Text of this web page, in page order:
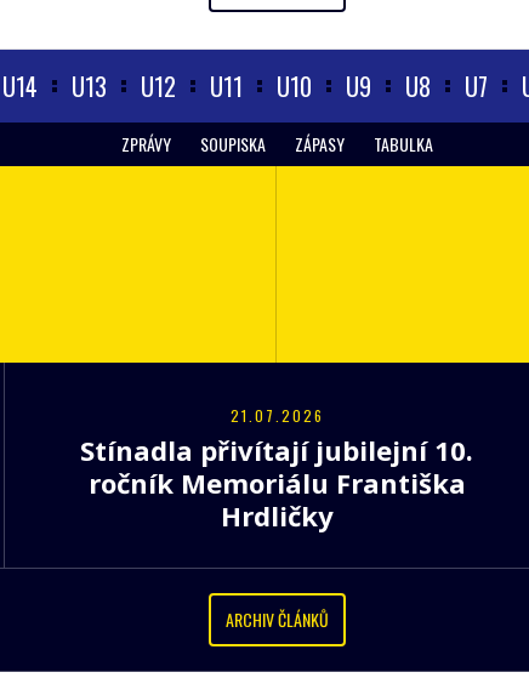
U14 U13 U12 U11 U10 U9 U8 U7
ZPRÁVY SOUPISKA ZÁPASY TABULKA
21.07.2026
Stínadla přivítají jubilejní 10.
ročník Memoriálu Františka
Hrdličky
ARCHIV ČLÁNKŮ